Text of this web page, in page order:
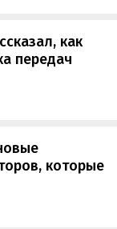
как
передач
которые